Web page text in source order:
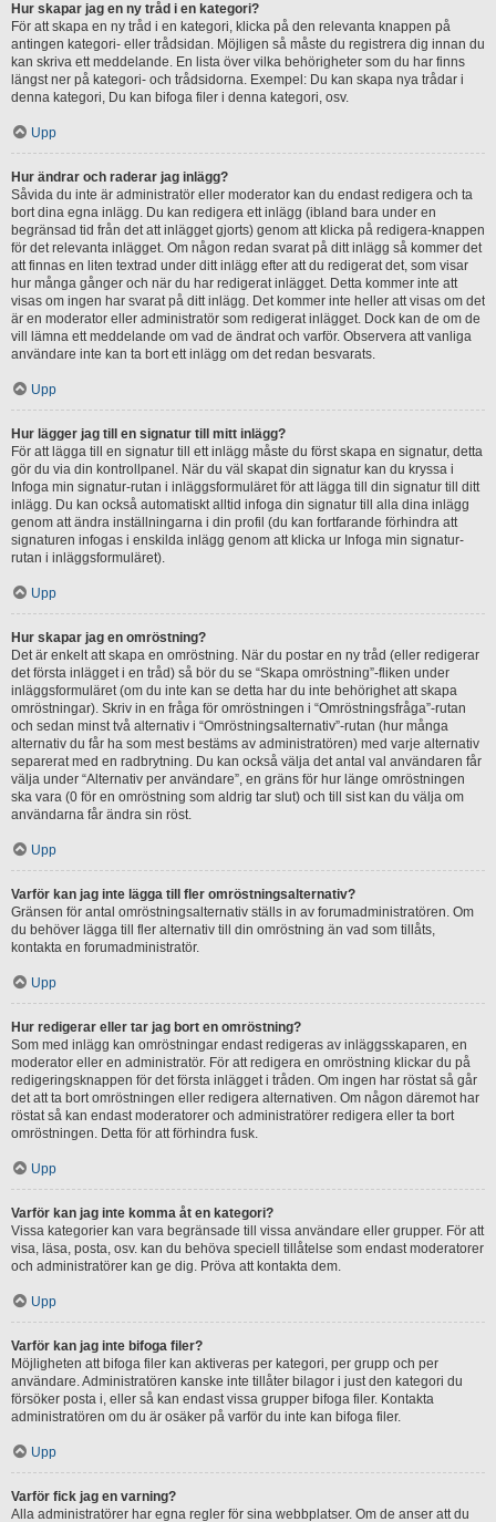
Hur skapar jag en ny tråd i en kategori?
För att skapa en ny tråd i en kategori, klicka på den relevanta knappen på
antingen kategori- eller trådsidan. Möjligen så måste du registrera dig innan du
kan skriva ett meddelande. En lista över vilka behörigheter som du har finns
längst ner på kategori- och trådsidorna. Exempel: Du kan skapa nya trådar i
denna kategori, Du kan bifoga filer i denna kategori, osv.
Upp
Hur ändrar och raderar jag inlägg?
Såvida du inte är administratör eller moderator kan du endast redigera och ta
bort dina egna inlägg. Du kan redigera ett inlägg (ibland bara under en
begränsad tid från det att inlägget gjorts) genom att klicka på redigera-knappen
för det relevanta inlägget. Om någon redan svarat på ditt inlägg så kommer det
att finnas en liten textrad under ditt inlägg efter att du redigerat det, som visar
hur många gånger och när du har redigerat inlägget. Detta kommer inte att
visas om ingen har svarat på ditt inlägg. Det kommer inte heller att visas om det
är en moderator eller administratör som redigerat inlägget. Dock kan de om de
vill lämna ett meddelande om vad de ändrat och varför. Observera att vanliga
användare inte kan ta bort ett inlägg om det redan besvarats.
Upp
Hur lägger jag till en signatur till mitt inlägg?
För att lägga till en signatur till ett inlägg måste du först skapa en signatur, detta
gör du via din kontrollpanel. När du väl skapat din signatur kan du kryssa i
Infoga min signatur-rutan i inläggsformuläret för att lägga till din signatur till ditt
inlägg. Du kan också automatiskt alltid infoga din signatur till alla dina inlägg
genom att ändra inställningarna i din profil (du kan fortfarande förhindra att
signaturen infogas i enskilda inlägg genom att klicka ur Infoga min signatur-
rutan i inläggsformuläret).
Upp
Hur skapar jag en omröstning?
Det är enkelt att skapa en omröstning. När du postar en ny tråd (eller redigerar
det första inlägget i en tråd) så bör du se “Skapa omröstning”-fliken under
inläggsformuläret (om du inte kan se detta har du inte behörighet att skapa
omröstningar). Skriv in en fråga för omröstningen i “Omröstningsfråga”-rutan
och sedan minst två alternativ i “Omröstningsalternativ”-rutan (hur många
alternativ du får ha som mest bestäms av administratören) med varje alternativ
separerat med en radbrytning. Du kan också välja det antal val användaren får
välja under “Alternativ per användare”, en gräns för hur länge omröstningen
ska vara (0 för en omröstning som aldrig tar slut) och till sist kan du välja om
användarna får ändra sin röst.
Upp
Varför kan jag inte lägga till fler omröstningsalternativ?
Gränsen för antal omröstningsalternativ ställs in av forumadministratören. Om
du behöver lägga till fler alternativ till din omröstning än vad som tillåts,
kontakta en forumadministratör.
Upp
Hur redigerar eller tar jag bort en omröstning?
Som med inlägg kan omröstningar endast redigeras av inläggsskaparen, en
moderator eller en administratör. För att redigera en omröstning klickar du på
redigeringsknappen för det första inlägget i tråden. Om ingen har röstat så går
det att ta bort omröstningen eller redigera alternativen. Om någon däremot har
röstat så kan endast moderatorer och administratörer redigera eller ta bort
omröstningen. Detta för att förhindra fusk.
Upp
Varför kan jag inte komma åt en kategori?
Vissa kategorier kan vara begränsade till vissa användare eller grupper. För att
visa, läsa, posta, osv. kan du behöva speciell tillåtelse som endast moderatorer
och administratörer kan ge dig. Pröva att kontakta dem.
Upp
Varför kan jag inte bifoga filer?
Möjligheten att bifoga filer kan aktiveras per kategori, per grupp och per
användare. Administratören kanske inte tillåter bilagor i just den kategori du
försöker posta i, eller så kan endast vissa grupper bifoga filer. Kontakta
administratören om du är osäker på varför du inte kan bifoga filer.
Upp
Varför fick jag en varning?
Alla administratörer har egna regler för sina webbplatser. Om de anser att du